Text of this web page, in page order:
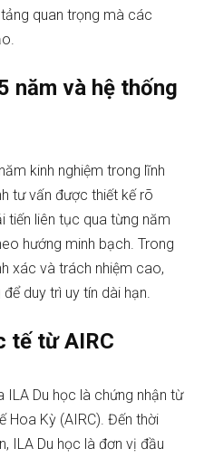
quan trọng mà các
năm và hệ thống
kinh nghiệm trong lĩnh
tư vấn được thiết kế rõ
tiến liên tục qua từng năm
hướng minh bạch. Trong
xác và trách nhiệm cao,
duy trì uy tín dài hạn.
tế từ AIRC
Du học là chứng nhận từ
Hoa Kỳ (AIRC). Đến thời
ILA Du học là đơn vị đầu